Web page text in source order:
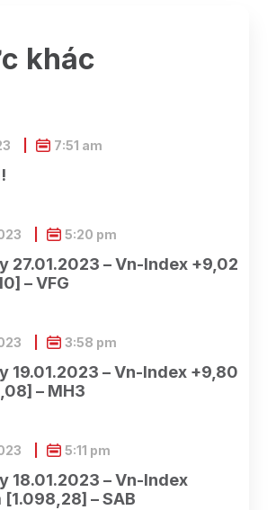
khác
7:51 am
27.01.2023 – Vn-Index +9,02
– VFG
5:20 pm
19.01.2023 – Vn-Index +9,80
– MH3
3:58 pm
18.01.2023 – Vn-Index
– SAB
5:11 pm